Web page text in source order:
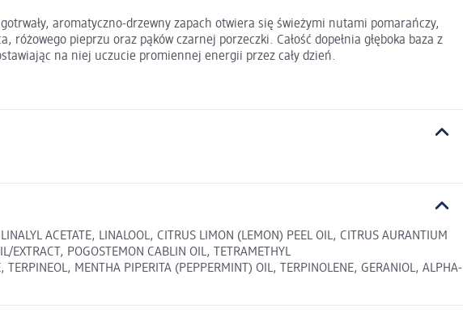
aromatyczno-drzewny zapach otwiera się świeżymi nutami pomarańczy,
pieprzu oraz pąków czarnej porzeczki. Całość dopełnia głęboka baza z
na niej uczucie promiennej energii przez cały dzień.
ACETATE, LINALOOL, CITRUS LIMON (LEMON) PEEL OIL, CITRUS AURANTIUM
EXTRACT, POGOSTEMON CABLIN OIL, TETRAMETHYL
TERPINEOL, MENTHA PIPERITA (PEPPERMINT) OIL, TERPINOLENE, GERANIOL, ALPHA-